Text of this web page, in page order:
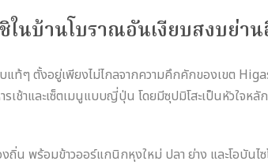
นบ้านโบราณอันเงียบสงบย่าน
ท้ๆ ตั้งอยู่เพียงไม่ไกลจากความคึกคักของเขต
เช้าและเซ็ตเมนูแบบญี่ปุ่น โดยมีซุปมิโสะเป็นหัวใจหลัก
น พร้อมข้าวออร์แกนิกหุงใหม่ ปลา ย่าง และโอบันไ